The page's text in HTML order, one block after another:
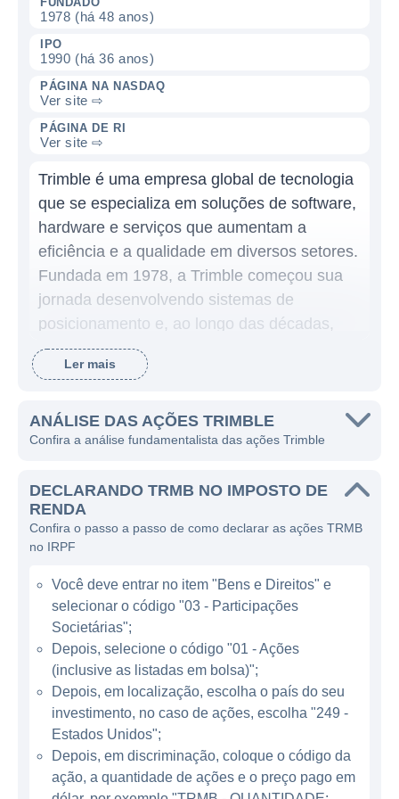
1978 (há 48 anos)
IPO
1990 (há 36 anos)
PÁGINA NA NASDAQ
Ver site ⇨
PÁGINA DE RI
Ver site ⇨
Trimble é uma empresa global de tecnologia
que se especializa em soluções de software,
hardware e serviços que aumentam a
eficiência e a qualidade em diversos setores.
Fundada em 1978, a Trimble começou sua
jornada desenvolvendo sistemas de
posicionamento e, ao longo das décadas,
expandiu suas operações para incorporar
uma ampla variedade de aplicações, como
com sistemas geoespaciais. O foco da
empresa é transformar a maneira como o
e soluções que permitem a tomada de
decisões mais informadas e eficientes.
A Trimble atua principalmente nas indústrias
de construção, agricultura, geoespacial,
transporte e logística, oferecendo uma gama
de produtos que vão desde tecnologia de
GPS até aplicativos avançados de
modelagem de informações de construção
(BIM). A empresa é conhecida por sua
capacidade de integrar dados do mundo real
à tecnologia, permitindo que os usuários
visualizem, planejem e gerenciem suas
operações de forma mais eficaz.
Ler mais
ANÁLISE DAS AÇÕES TRIMBLE
Confira a análise fundamentalista das ações Trimble
DECLARANDO TRMB NO IMPOSTO DE
RENDA
Confira o passo a passo de como declarar as ações TRMB
no IRPF
Você deve entrar no item "Bens e Direitos" e
selecionar o código "03 - Participações
Societárias";
Depois, selecione o código "01 - Ações
(inclusive as listadas em bolsa)";
Depois, em localização, escolha o país do seu
investimento, no caso de ações, escolha "249 -
Estados Unidos";
Depois, em discriminação, coloque o código da
ação, a quantidade de ações e o preço pago em